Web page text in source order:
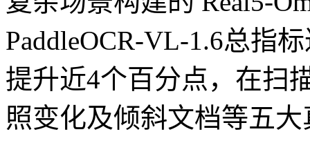
PaddleOCR-VL-1.6总指
提升近4个百分点，在扫
照变化及倾斜文档等五